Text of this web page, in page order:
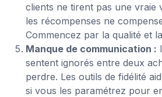
clients ne tirent pas une vraie
les récompenses ne
Commencez par la qualité et
Manque de communication :
sentent ignorés entre deux
perdre. Les outils de fidélité
si vous les paramétrez pour